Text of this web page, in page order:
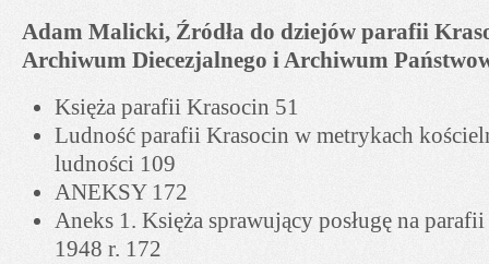
Adam Malicki, Źródła do dziejów parafii
Archiwum Diecezjalnego i Archiwum
Księża parafii Krasocin 51
Ludność parafii Krasocin w metrykach
ludności 109
ANEKSY 172
Aneks 1. Księża sprawujący posługę na
1948 r. 172